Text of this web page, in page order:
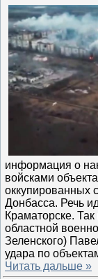
информация о
войсками
оккупированных
Донбасса. Речь
Краматорске.
областной
Зеленского)
удара по
Читать дальше »